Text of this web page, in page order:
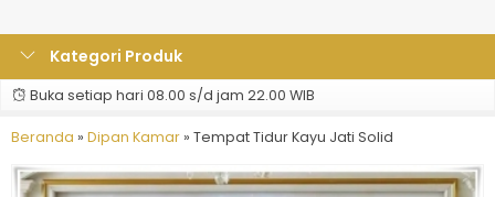
Kategori Produk
Buka setiap hari 08.00 s/d jam 22.00 WIB
Beranda » Dipan Kamar » Tempat Tidur Kayu Jati Solid